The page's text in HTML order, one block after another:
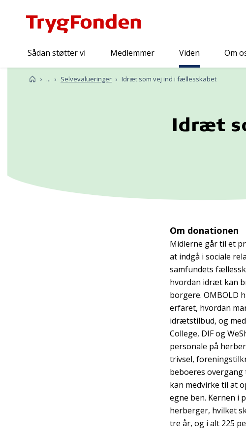
Sådan støtter vi Medlemmer Viden Om
Forside
...
Viden Selvevalueringer Idræt som vej ind i fællesskabet
Idræt
Om donationen
Midlerne går til et
at indgå i sociale
samfundets
hvordan idræt kan
borgere. OMBOLD
erfaret, hvordan
idrætstilbud, og
College, DIF og
personale på
trivsel,
beboeres
kan medvirke til at
egne ben. Kernen i
herberger, hvilket
tre år, og i alt 225